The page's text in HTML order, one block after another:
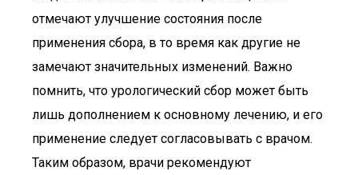
отмечают улучшение состояния после
применения сбора, в то время как другие не
замечают значительных изменений. Важно
помнить, что урологический сбор может быть
лишь дополнением к основному лечению, и его
применение следует согласовывать с врачом.
Таким образом, врачи рекомендуют